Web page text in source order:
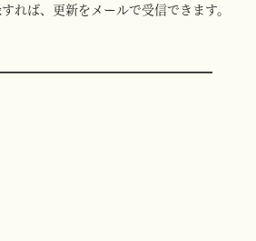
れば、更新をメールで受信できます。